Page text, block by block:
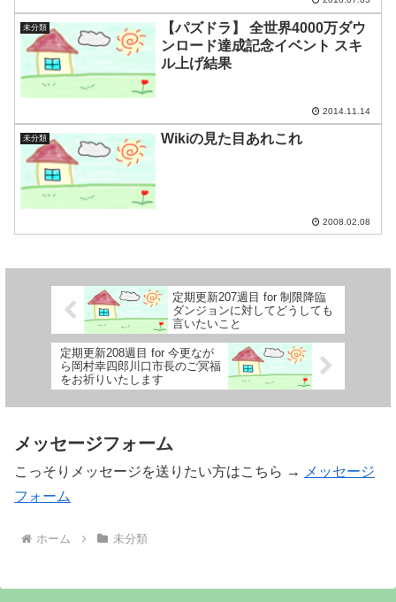
未分類
【パズドラ】 全世界4000万ダウ
ンロード達成記念イベント スキ
ル上げ結果
2014.11.14
未分類 Wikiの見た目あれこれ
2008.02.08
定期更新207週目 for 制限降臨
ダンジョンに対してどうしても
言いたいこと
定期更新208週目 for 今更なが
ら岡村幸四郎川口市長のご冥福
をお祈りいたします
メッセージフォーム
こっそりメッセージを送りたい方はこちら →
メッセージ
フォーム
ホーム 未分類